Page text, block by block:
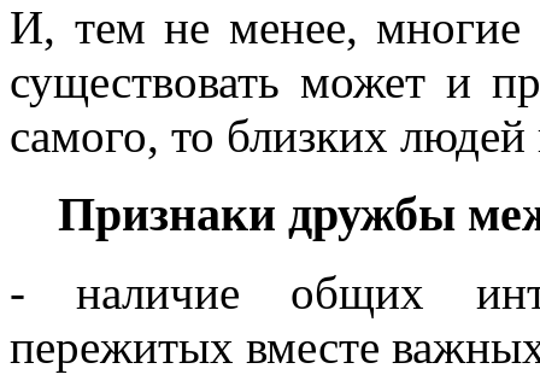
И, тем не менее, многие
существовать может и
самого, то близких
Признаки дружбы
- наличие общих
пережитых вместе